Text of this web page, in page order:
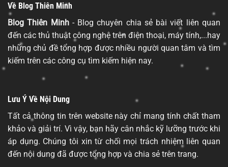
Về Blog Thiên Minh
Blog Thiên Minh- Blog chuyên chia sẻ bài viết liên quan
đến các thủ thuật công nghệ trên điện thoại, máy tính,...hay
những chủ đề tổng hợp được nhiều người quan tâm và tìm
kiếm trên các công cụ tìm kiếm hiện nay.
Lưu Ý Về Nội Dung
Tất cả thông tin trên website này chỉ mang tính chất tham
khảo và giải trí. Vì vậy, bạn hãy cân nhắc kỹ lưỡng trước khi
áp dụng. Chúng tôi xin từ chối mọi trách nhiệm liên quan
đến nội dung đã được tổng hợp và chia sẻ trên trang.